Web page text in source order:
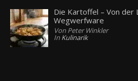
Die Kartoffel – Von
Wegwerfware
Von Peter Winkler
In Kulinarik